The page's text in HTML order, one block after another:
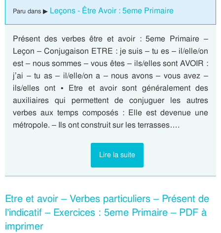
Paru dans ▶ Leçons - Être Avoir : 5eme Primaire
Présent des verbes être et avoir : 5eme Primaire –
Leçon – Conjugaison ETRE : je suis – tu es – il/elle/on
est – nous sommes – vous êtes – ils/elles sont AVOIR :
j’ai – tu as – il/elle/on a – nous avons – vous avez –
ils/elles ont • Etre et avoir sont généralement des
auxiliaires qui permettent de conjuguer les autres
verbes aux temps composés : Elle est devenue une
métropole. – Ils ont construit sur les terrasses….
Lire la suite
Etre et avoir – Verbes particuliers – Présent de
l’indicatif – Exercices : 5eme Primaire – PDF à
imprimer